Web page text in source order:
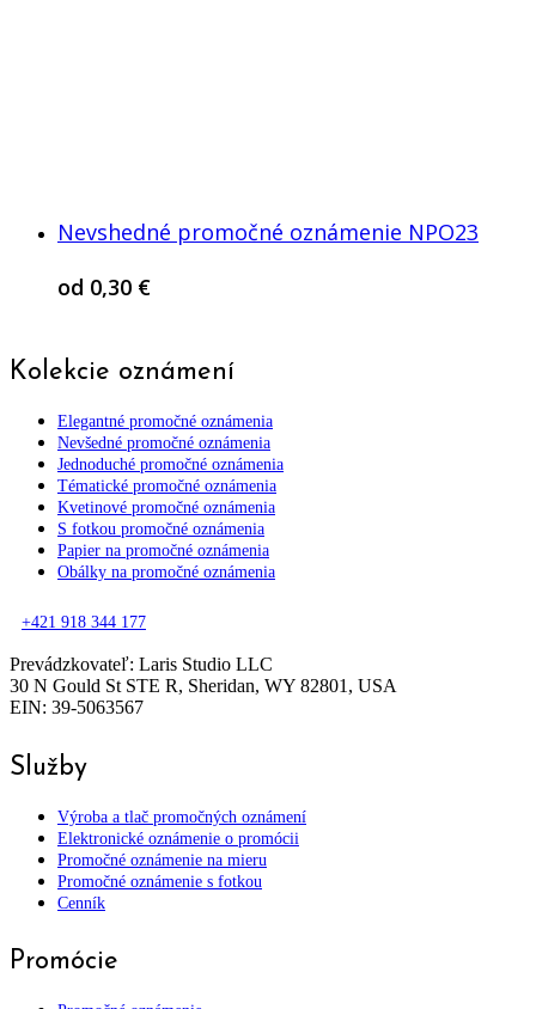
Nevshedné promočné oznámenie NPO23
od 0,30 €
Kolekcie oznámení
Elegantné promočné oznámenia
Nevšedné promočné oznámenia
Jednoduché promočné oznámenia
Tématické promočné oznámenia
Kvetinové promočné oznámenia
S fotkou promočné oznámenia
Papier na promočné oznámenia
Obálky na promočné oznámenia
+421 918 344 177
Prevádzkovateľ: Laris Studio LLC
30 N Gould St STE R, Sheridan, WY 82801, USA
EIN: 39-5063567
Služby
Výroba a tlač promočných oznámení
Elektronické oznámenie o promócii
Promočné oznámenie na mieru
Promočné oznámenie s fotkou
Cenník
Promócie